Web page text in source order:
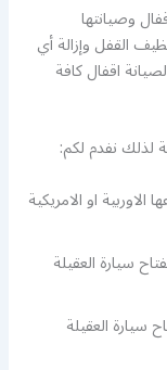
وصيانتها
القفل وإزالة أي
اقفال كافة
نفدم لكم:
او الامريكية
سيارة العقيلة
العقيلة